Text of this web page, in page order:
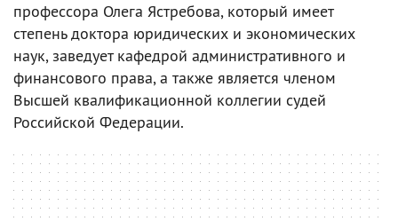
профессора Олега Ястребова, который имеет
степень доктора юридических и экономических
наук, заведует кафедрой административного и
финансового права, а также является членом
Высшей квалификационной коллегии судей
Российской Федерации.